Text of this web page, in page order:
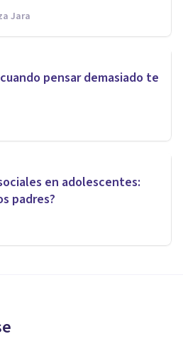
Jara
pensar demasiado te
en adolescentes:
padres?